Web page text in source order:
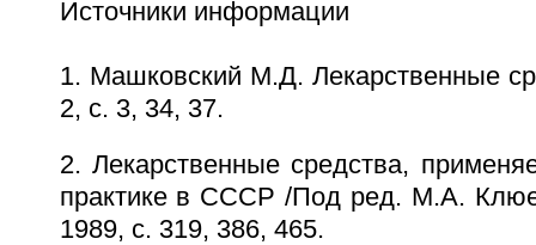
Источники информации
1. Машковский М.Д. Лекарственные
2, с. 3, 34, 37.
2. Лекарственные средства,
практике в СССР /Под ред. М.А.
1989, с. 319, 386, 465.